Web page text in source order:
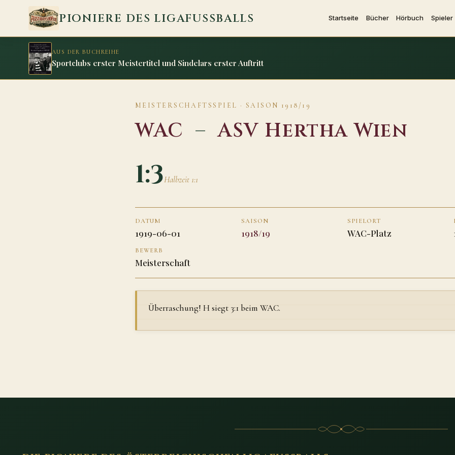
Zum Inhalt springen
PIONIERE DES LIGAFUSSBALLS Startseite Bücher Hörbuch Spieler
AUS DER BUCHREIHE
Sportclubs erster Meistertitel und Sindelars erster Auftritt
MEISTERSCHAFTSSPIEL · SAISON 1918/19
WAC –ASV Hertha Wien
1:3Halbzeit 1:1
DATUM
1919-06-01
SAISON
1918/19
SPIELORT
WAC-Platz
BEWERB
Meisterschaft
Überraschung! H siegt 3:1 beim WAC.